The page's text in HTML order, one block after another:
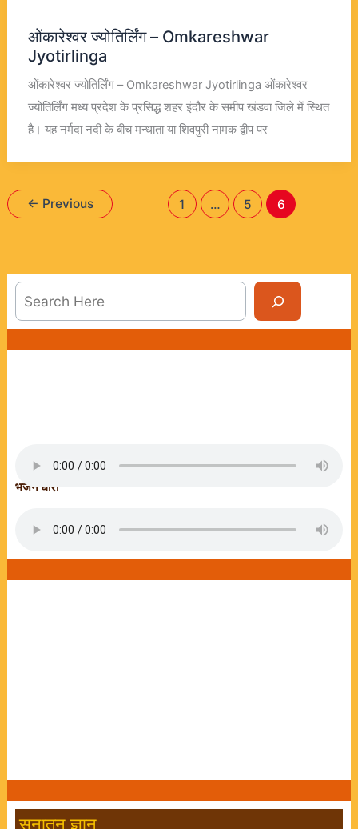
ओंकारेश्वर ज्योतिर्लिंग – Omkareshwar
Jyotirlinga
ओंकारेश्वर ज्योतिर्लिंग – Omkareshwar Jyotirlinga ओंकारेश्वर
ज्योतिर्लिंग मध्य प्रदेश के प्रसिद्ध शहर इंदौर के समीप खंडवा जिले में स्थित
है। यह नर्मदा नदी के बीच मन्धाता या शिवपुरी नामक द्वीप पर
← Previous 1 … 5 6
भजन धारा
सनातन ज्ञान